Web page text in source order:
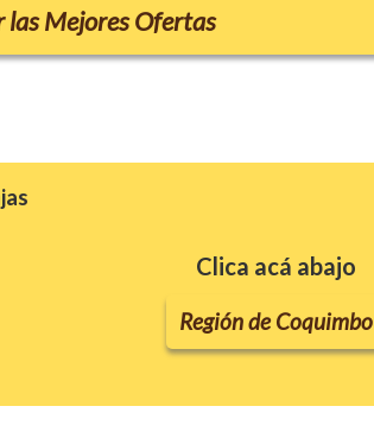
las Mejores Ofertas
Clica acá abajo
Región de Coquimbo